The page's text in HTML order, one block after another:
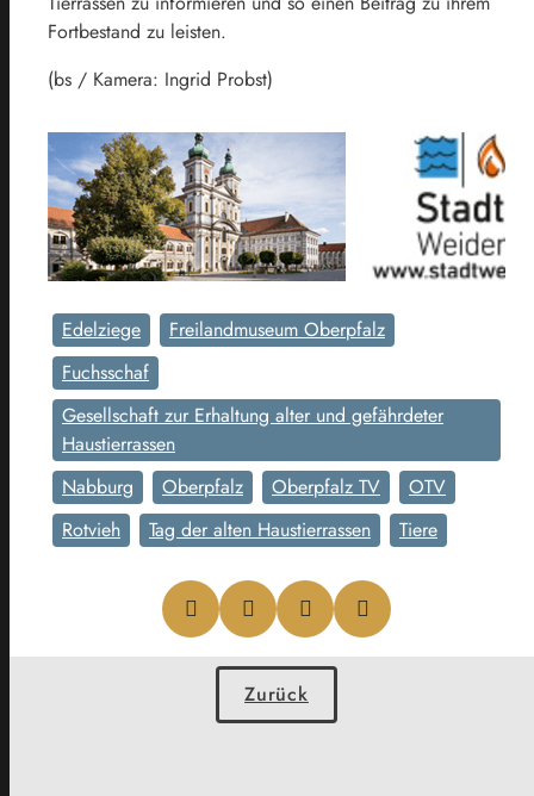
Fortbestand zu leisten.
(bs / Kamera: Ingrid Probst)
Edelziege
Freilandmuseum Oberpfalz
Fuchsschaf
Gesellschaft zur Erhaltung alter und gefährdeter
Haustierrassen
Nabburg
Oberpfalz Oberpfalz TV
OTV
Rotvieh
Tag der alten Haustierrassen Tiere
Zurück